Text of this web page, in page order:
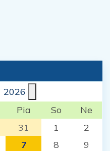
2026
Pia So
Ne
31 1
2
7 8
9